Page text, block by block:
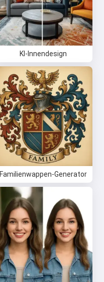
KI-Innendesign
Familienwappen-Generator